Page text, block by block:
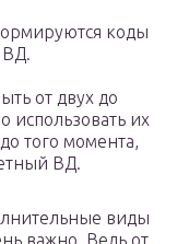
коды
ВД.
от двух до
использовать их
того момента,
ВД.
виды
важно. Ведь от